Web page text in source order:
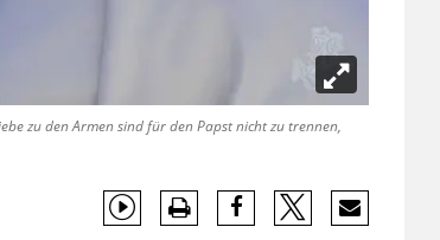
zu den Armen sind für den Papst nicht zu trennen,